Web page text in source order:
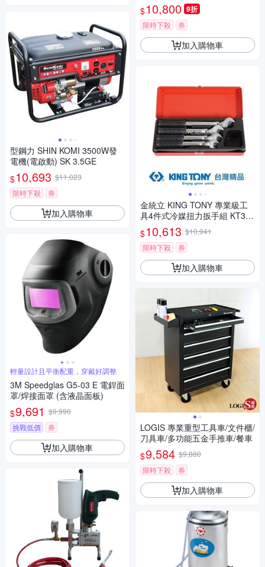
型鋼力 SHIN KOMI 3500W發
電機(電啟動) SK 3.5GE
$10,693 $11,023
限時下殺
券
加入購物車
輕量設計且平衡配重，穿戴好調整
3M Speedglas G5-03 E 電銲面
罩/焊接面罩 (含液晶面板)
$9,691 $9,990
挑戰低價
券
加入購物車
G)
$10,800 9折
限時下殺 券
加入購物車
金統立 KING TONY 專業級工
具4件式冷媒扭力扳手組 KT341
1003MR
$10,613 $10,941
限時下殺
券
加入購物車
LOGIS 專業重型工具車/文件櫃/
刀具車/多功能五金手推車/餐車
$9,584 $9,880
限時下殺
券
加入購物車